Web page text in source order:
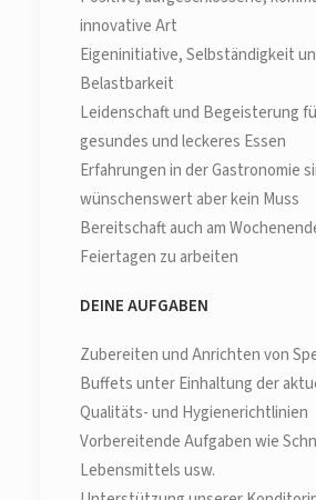
innovative Art
Eigeninitiative, Selbständigkeit
Belastbarkeit
Leidenschaft und Begeisterung
gesundes und leckeres Essen
Erfahrungen in der Gastronomie
wünschenswert aber kein Muss
Bereitschaft auch am
Feiertagen zu arbeiten
DEINE AUFGABEN
Zubereiten und Anrichten von
Buffets unter Einhaltung der
Qualitäts- und Hygienerichtlinien
Vorbereitende Aufgaben wie
Lebensmittels usw.